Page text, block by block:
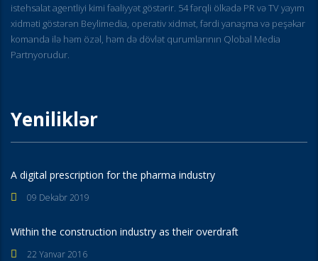
istehsalat agentliyi kimi fəaliyyət göstərir. 54 fərqli ölkədə PR və TV yayım
xidməti göstərən Beylimedia, operativ xidmət, fərdi yanaşma və peşəkar
komanda ilə həm özəl, həm də dövlət qurumlarının Qlobal Media
Partnyorudur.
Yeniliklər
A digital prescription for the pharma industry
09 Dekabr 2019
Within the construction industry as their overdraft
22 Yanvar 2016